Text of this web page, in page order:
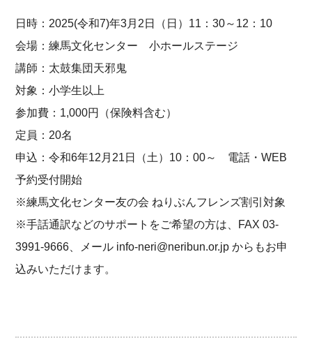
日時：2025(令和7)年3月2日（日）11：30～12：10
会場：練馬文化センター 小ホールステージ
講師：太鼓集団天邪鬼
対象：小学生以上
参加費：1,000円（保険料含む）
定員：20名
申込：令和6年12月21日（土）10：00～ 電話・WEB
予約受付開始
※練馬文化センター友の会 ねりぶんフレンズ割引対象
※手話通訳などのサポートをご希望の方は、FAX 03-
3991-9666、メール info-neri@neribun.or.jp からもお申
込みいただけます。